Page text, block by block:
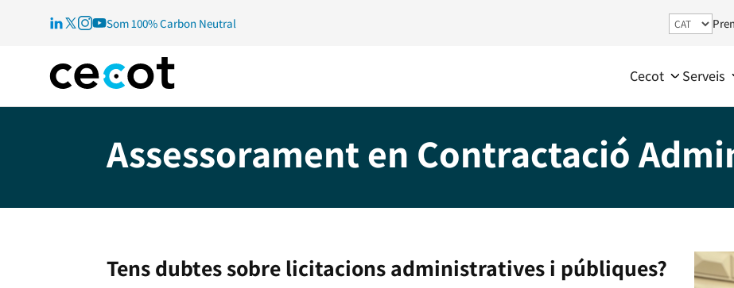
Som 100% Carbon Neutral
Cecot Serveis
Assessorament en Contractació
Tens dubtes sobre licitacions administratives i públiques?